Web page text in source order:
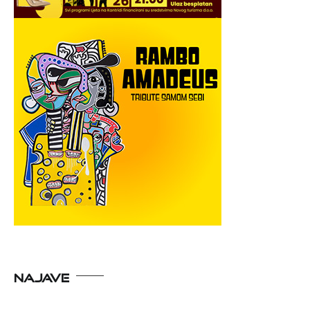
NAJAVE